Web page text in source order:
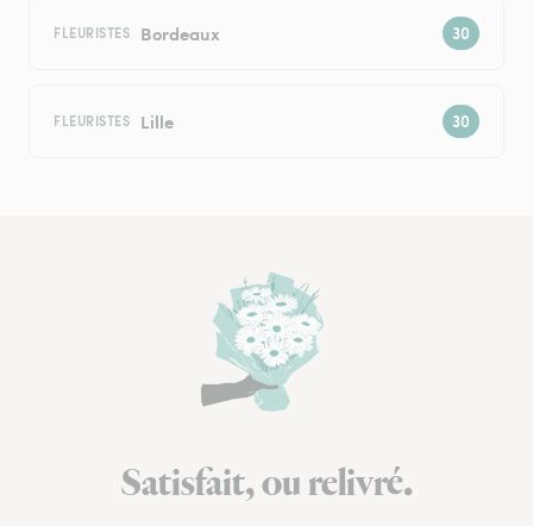
FLEURISTES Bordeaux
FLEURISTES Lille
Satisfait, ou relivré.